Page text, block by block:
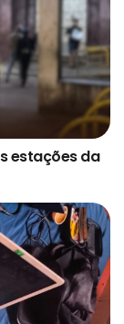
estações da